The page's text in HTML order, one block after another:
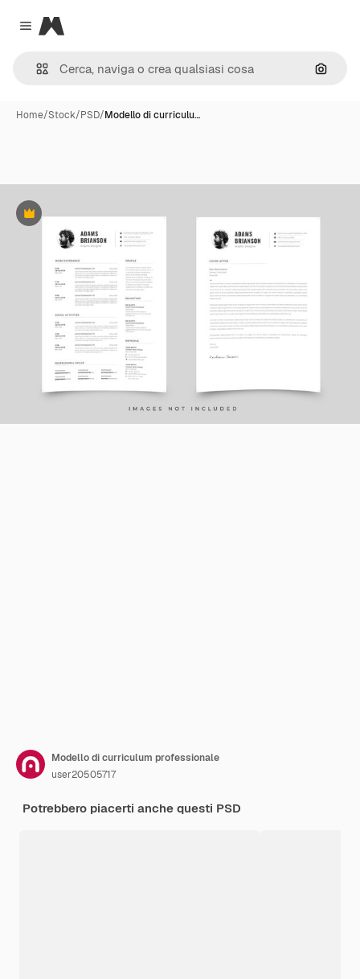
Close menu
Magnific
Cerca
Home/Stock/PSD/Modello di curriculu…
Premium
Modello di curriculum professionale
user20505717
Potrebbero piacerti anche questi PSD